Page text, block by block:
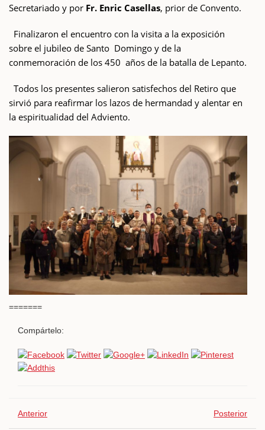
Secretariado y por Fr. Enric Casellas, prior de Convento.
Finalizaron el encuentro con la visita a la exposición
sobre el jubileo de Santo Domingo y de la
conmemoración de los 450 años de la batalla de Lepanto.
Todos los presentes salieron satisfechos del Retiro que
sirvió para reafirmar los lazos de hermandad y alentar en
la espiritualidad del Adviento.
=======
Compártelo:
Anterior Posterior